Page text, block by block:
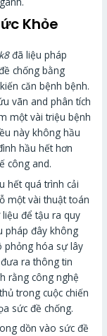
Khỏe
đã liệu pháp
chống bằng
căn bệnh bệnh.
vãn and phân tích
một vài triệu bệnh
này không hầu
hầu hết hơn
công and.
hết quá trình cải
một vài thuật toán
để tậu ra quy
pháp đây không
phỏng hóa sự lây
ra thông tin
rằng công nghệ
trong cuộc chiến
sức đề chống.
dồn vào sức đề